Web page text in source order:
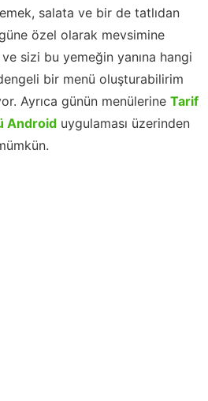
salata ve bir de tatlıdan
özel olarak mevsimine
sizi bu yemeğin yanına hangi
bir menü oluşturabilirim
Ayrıca günün menülerine Tarif
Android uygulaması üzerinden